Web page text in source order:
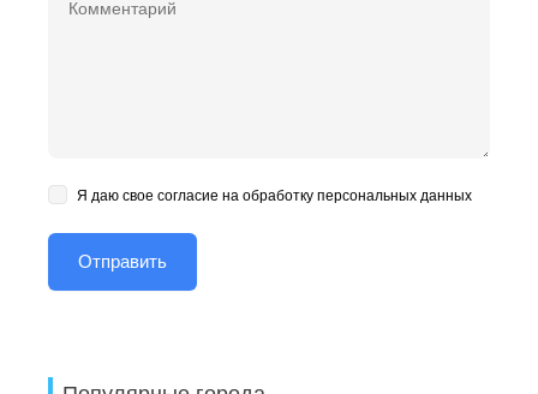
Я даю свое согласие на обработку персональных данных